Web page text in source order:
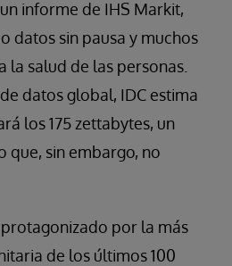
informe de IHS Markit,
datos sin pausa y muchos
la salud de las personas.
datos global, IDC estima
los 175 zettabytes, un
que, sin embargo, no
por la más
de los últimos 100